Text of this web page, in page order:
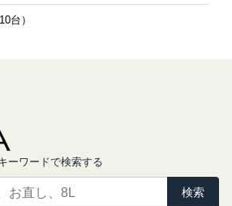
台）
ーワードで検索する
検索